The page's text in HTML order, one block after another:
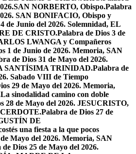
NORBERTO, Obispo.Palabra
SAN BONIFACIO, Obispo y
de Junio del 2026. Solemnidad, EL
DE CRISTO.Palabra de Dios 3 de
LWANGA y Compañeros
1 de Junio de 2026. Memoria, SAN
de Dios 31 de Mayo del 2026.
SANTÍSIMA TRINIDAD.Palabra de
Sabado VIII de Tiempo
29 de Mayo del 2026. Memoria,
La sinodalidad camino con doble
28 de Mayo del 2026. JESUCRISTO,
Palabra de Dios 27 de
DE
una fiesta a la que pocos
Mayo del 2026. Memoria, SAN
de Dios 25 de Mayo del 2026.